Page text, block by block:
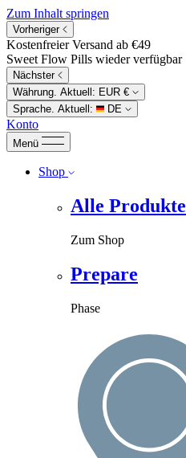
Zum Inhalt springen
Vorheriger
Kostenfreier Versand ab €49
Sweet Flow Pills wieder verfügbar
Nächster
Währung. Aktuell:
EUR €
Sprache. Aktuell:
DE
Konto
Menü
Shop
Alle Produkte
Zum Shop
Prepare
Phase